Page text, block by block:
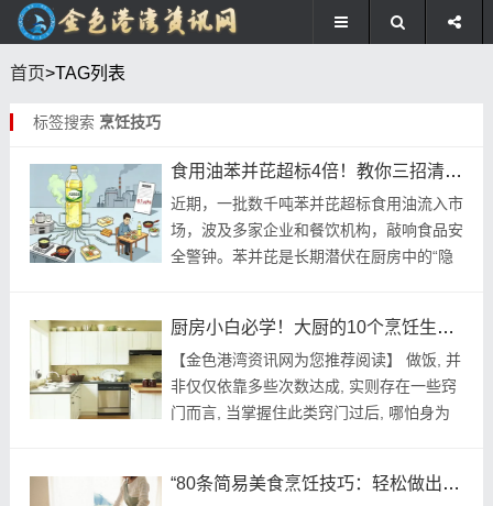
首页>TAG列表
标签搜索 烹饪技巧
食用油苯并芘超标4倍！教你三招清除厨房隐形刺客
近期，一批数千吨苯并芘超标食用油流入市
场，波及多家企业和餐饮机构，敲响食品安
全警钟。苯并芘是长期潜伏在厨房中的“隐
芘是多环芳...
厨房小白必学！大厨的10个烹饪生活经验指南
【金色港湾资讯网为您推荐阅读】 做饭, 并
非仅仅依靠多些次数达成, 实则存在一些窍
门而言, 当掌握住此类窍门过后, 哪怕身为
“80条简易美食烹饪技巧：轻松做出美味佳肴”